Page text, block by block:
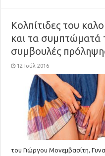
Κολπίτιδες του
και τα συμπτώματά
συμβουλές
12 Ιούλ 2016
του Γιώργου Μονεμβασίτη,